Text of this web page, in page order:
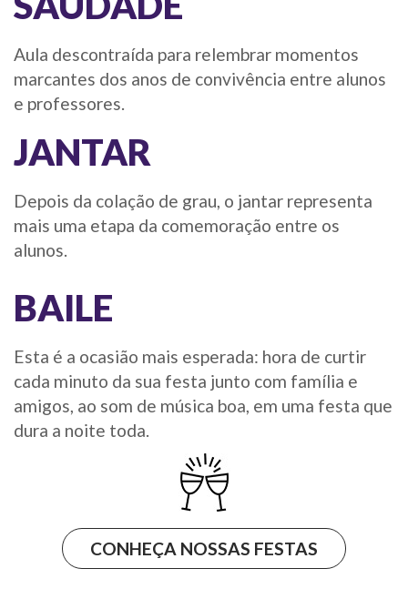
Aula descontraída para relembrar momentos
marcantes dos anos de convivência entre alunos
e professores.
JANTAR
Depois da colação de grau, o jantar representa
mais uma etapa da comemoração entre os
alunos.
BAILE
Esta é a ocasião mais esperada: hora de curtir
cada minuto da sua festa junto com família e
amigos, ao som de música boa, em uma festa que
dura a noite toda.
CONHEÇA NOSSAS FESTAS